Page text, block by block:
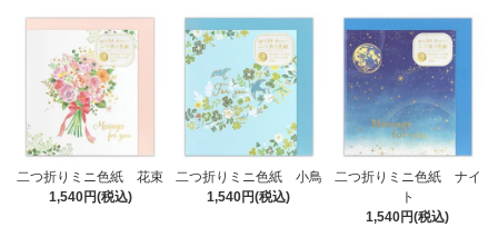
二つ折りミニ色紙 花束
1,540円(税込)
二つ折りミニ色紙 小鳥
1,540円(税込)
二つ折りミニ色紙 ナイ
ト
1,540円(税込)